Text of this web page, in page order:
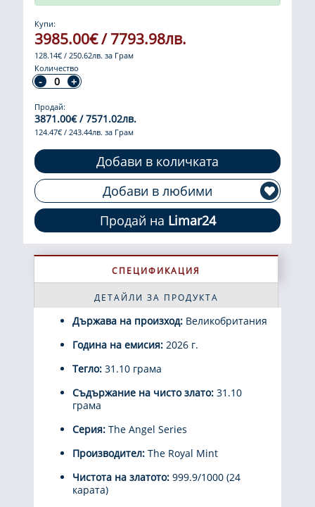
Купи:
3985.00€ / 7793.98лв.
128.14€ / 250.62лв. за Грам
Количество
Продай:
3871.00€ / 7571.02лв.
124.47€ / 243.44лв. за Грам
Добави в количката
Добави в любими
Продай на Limar24
СПЕЦИФИКАЦИЯ
ДЕТАЙЛИ ЗА ПРОДУКТА
Държава на произход: Великобритания
Година на емисия: 2026 г.
Тегло: 31.10 грама
Съдържание на чисто злато: 31.10
грама
Серия: The Angel Series
Производител: The Royal Mint
Чистота на златото: 999.9/1000 (24
карата)